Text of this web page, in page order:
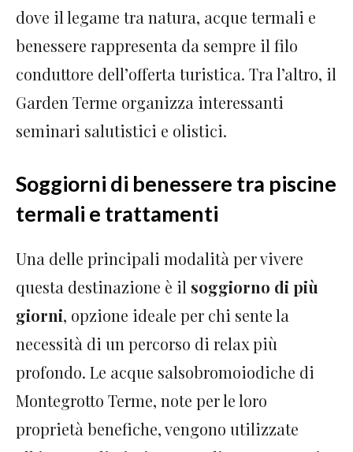
dove il legame tra natura, acque termali e
benessere rappresenta da sempre il filo
conduttore dell’offerta turistica. Tra l’altro, il
Garden Terme organizza interessanti
seminari salutistici e olistici.
Soggiorni di benessere tra piscine
termali e trattamenti
Una delle principali modalità per vivere
questa destinazione è il soggiorno di più
giorni, opzione ideale per chi sente la
necessità di un percorso di relax più
profondo. Le acque salsobromoiodiche di
Montegrotto Terme, note per le loro
proprietà benefiche, vengono utilizzate